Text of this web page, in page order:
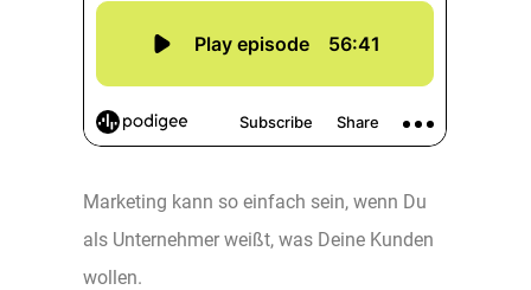
Marketing kann so einfach sein, wenn Du
als Unternehmer weißt, was Deine Kunden
wollen.